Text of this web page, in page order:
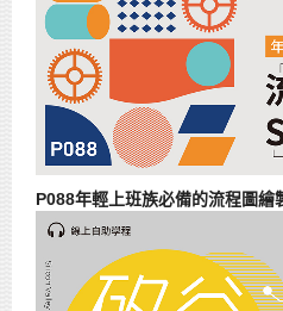
P088年輕上班族必備的流程圖繪